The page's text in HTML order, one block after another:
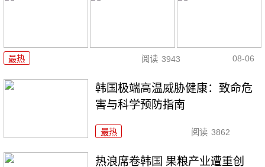
最热 阅读 3943 08-06
韩国极端高温威胁健康：致命危
害与科学预防指南
最热 阅读 3862
热浪席卷韩国 果粮产业遭重创